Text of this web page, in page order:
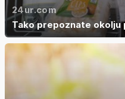
24ur.com
Tako prepoznate okolju